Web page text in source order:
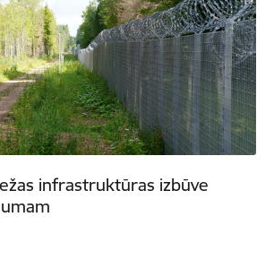
infrastruktūras izbūve